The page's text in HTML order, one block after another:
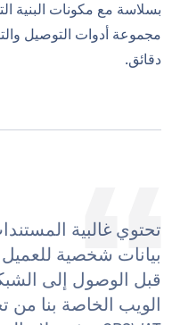
بسلاسة مع مكونات البنية
مجموعة أدوات التوصيل
دقائق.
تحتوي غالبية
بيانات شخصية
قبل الوصول إلى
الويب الخاصة بنا من